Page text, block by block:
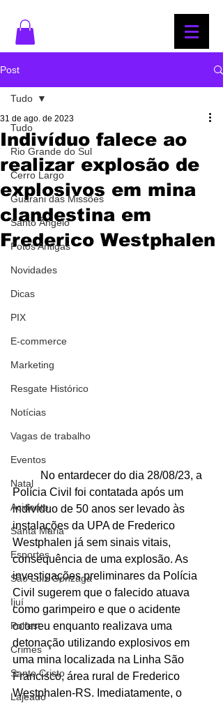
Post
Tudo
Rio Grande do Sul
Cerro Largo
Guarani das Missões
Santo Ângelo
Fotos Antigas
Novidades
Dicas
PIX
E-commerce
Marketing
Resgate Histórico
Notícias
Vagas de trabalho
Eventos
Natal
Acidente
Santa Maria
Esportes
São Luiz Gonzaga
Ijuí
Polfest
Crimes
Santo Cristo
Lajeado
Tudo
Indivíduo falece ao
realizar explosão de
explosivos em mina
clandestina em
Frederico Westphalen
31 de ago. de 2023
Polícia Civil foi contatada após um
indivíduo de 50 anos ser levado às
instalações da UPA de Frederico
Westphalen já sem sinais vitais,
consequência de uma explosão. As
investigações preliminares da Polícia
Civil sugerem que o falecido atuava
como garimpeiro e que o acidente
ocorreu enquanto realizava uma
detonação utilizando explosivos em
uma mina localizada na Linha São
Francisco, área rural de Frederico
Westphalen-RS. Imediatamente, o